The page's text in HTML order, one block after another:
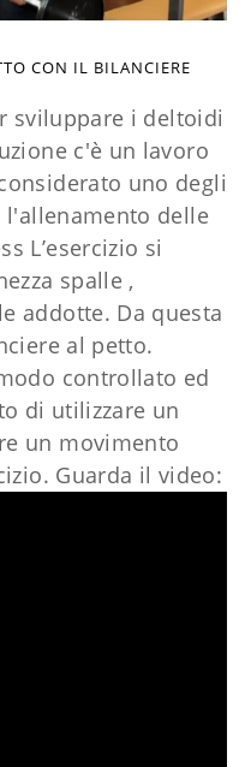
CON IL BILANCIERE
sviluppare i deltoidi
c'è un lavoro
uno degli
delle
L’esercizio si
spalle ,
addotte. Da questa
al petto.
controllato ed
di utilizzare un
un movimento
Guarda il video: